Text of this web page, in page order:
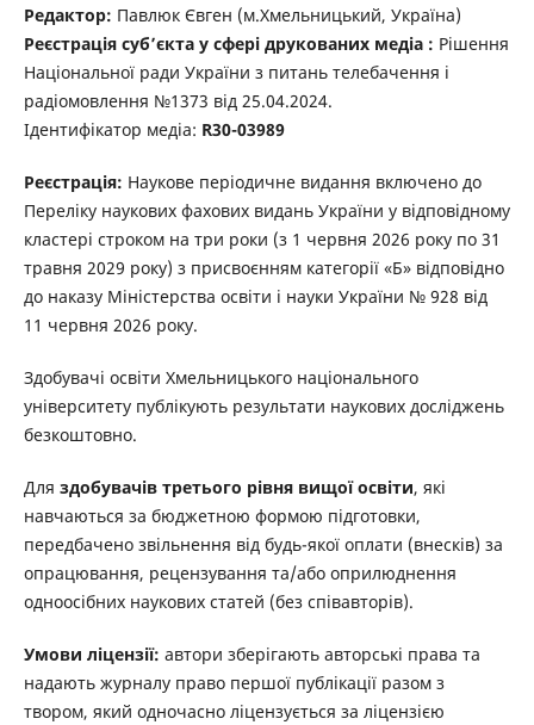
Редактор: Павлюк Євген (м.Хмельницький, Україна)
Реєстрація суб’єкта у сфері друкованих медіа : Рішення
Національної ради України з питань телебачення і
радіомовлення №1373 від 25.04.2024.
Ідентифікатор медіа: R30-03989
Реєстрація: Наукове періодичне видання включено до
Переліку наукових фахових видань України у відповідному
кластері строком на три роки (з 1 червня 2026 року по 31
травня 2029 року) з присвоєнням категорії «Б» відповідно
до наказу Міністерства освіти і науки України № 928 від
11 червня 2026 року.
Здобувачі освіти Хмельницького національного
університету публікують результати наукових досліджень
безкоштовно.
Для здобувачів третього рівня вищої освіти, які
навчаються за бюджетною формою підготовки,
передбачено звільнення від будь-якої оплати (внесків) за
опрацювання, рецензування та/або оприлюднення
одноосібних наукових статей (без співавторів).
Умови ліцензії: автори зберігають авторські права та
надають журналу право першої публікації разом з
твором, який одночасно ліцензується за ліцензією